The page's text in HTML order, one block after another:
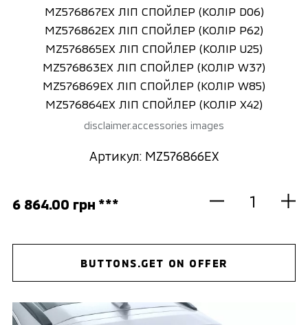
MZ576867EX ЛІП СПОЙЛЕР (КОЛІP D06)
MZ576862EX ЛІП СПОЙЛЕР (КОЛІP P62)
MZ576865EX ЛІП СПОЙЛЕР (КОЛІP U25)
MZ576863EX ЛІП СПОЙЛЕР (КОЛІP W37)
MZ576869EX ЛІП СПОЙЛЕР (КОЛІP W85)
MZ576864EX ЛІП СПОЙЛЕР (КОЛІP X42)
disclaimer.accessories images
Артикул: MZ576866EX
6 864.00 грн ***
BUTTONS.GET ON OFFER